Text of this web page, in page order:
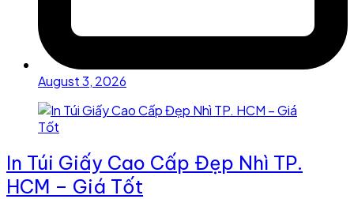
August 3, 2026
In Túi Giấy Cao Cấp Đẹp Nhì TP.
HCM – Giá Tốt